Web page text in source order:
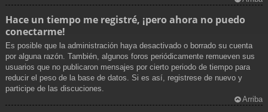
Hace un tiempo me registré, ¡pero ahora no puedo
conectarme!
Es posible que la administración haya desactivado o borrado su cuenta
por alguna razón. También, algunos foros periódicamente remueven sus
usuarios que no publicaron mensajes por cierto periodo de tiempo para
reducir el peso de la base de datos. Si es así, registrese de nuevo y
participe de las discuciones.
Arriba